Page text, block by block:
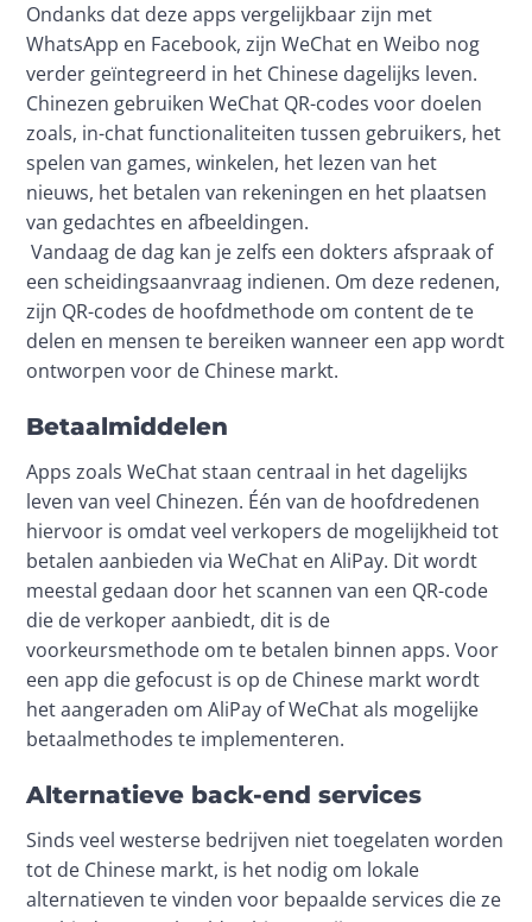
Ondanks dat deze apps vergelijkbaar zijn met
WhatsApp en Facebook, zijn WeChat en Weibo nog
verder geïntegreerd in het Chinese dagelijks leven.
Chinezen gebruiken WeChat QR-codes voor doelen
zoals, in-chat functionaliteiten tussen gebruikers, het
spelen van games, winkelen, het lezen van het
nieuws, het betalen van rekeningen en het plaatsen
van gedachtes en afbeeldingen.
Vandaag de dag kan je zelfs een dokters afspraak of
een scheidingsaanvraag indienen. Om deze redenen,
zijn QR-codes de hoofdmethode om content de te
delen en mensen te bereiken wanneer een app wordt
ontworpen voor de Chinese markt.
Betaalmiddelen
Apps zoals WeChat staan centraal in het dagelijks
leven van veel Chinezen. Één van de hoofdredenen
hiervoor is omdat veel verkopers de mogelijkheid tot
betalen aanbieden via WeChat en AliPay. Dit wordt
meestal gedaan door het scannen van een QR-code
die de verkoper aanbiedt, dit is de
voorkeursmethode om te betalen binnen apps. Voor
een app die gefocust is op de Chinese markt wordt
het aangeraden om AliPay of WeChat als mogelijke
betaalmethodes te implementeren.
Alternatieve back-end services
Sinds veel westerse bedrijven niet toegelaten worden
tot de Chinese markt, is het nodig om lokale
alternatieven te vinden voor bepaalde services die ze